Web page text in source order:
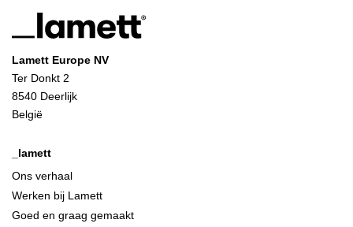
Lamett Europe NV
Ter Donkt 2
8540 Deerlijk
België
_lamett
Ons verhaal
Werken bij Lamett
Goed en graag gemaakt